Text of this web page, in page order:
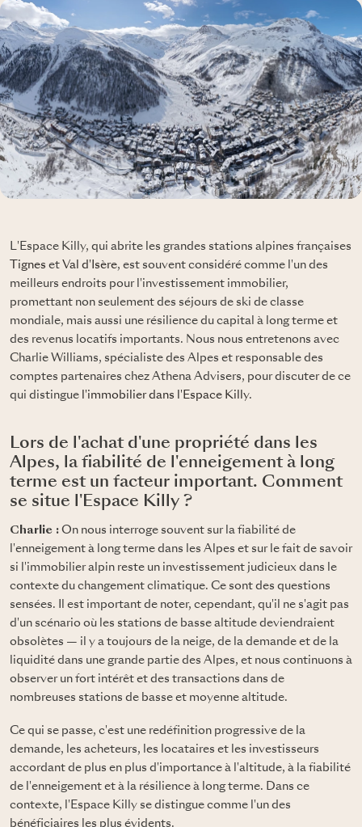
L'Espace Killy, qui abrite les grandes stations alpines françaises
Tignes et Val d'Isère, est souvent considéré comme l'un des
meilleurs endroits pour l'investissement immobilier,
promettant non seulement des séjours de ski de classe
mondiale, mais aussi une résilience du capital à long terme et
des revenus locatifs importants. Nous nous entretenons avec
Charlie Williams, spécialiste des Alpes et responsable des
comptes partenaires chez Athena Advisers, pour discuter de ce
qui distingue l'immobilier dans l'Espace Killy.
Lors de l'achat d'une propriété dans les
Alpes, la fiabilité de l'enneigement à long
terme est un facteur important. Comment
se situe l'Espace Killy ?
Charlie : On nous interroge souvent sur la fiabilité de
l'enneigement à long terme dans les Alpes et sur le fait de savoir
si l'immobilier alpin reste un investissement judicieux dans le
contexte du changement climatique. Ce sont des questions
sensées. Il est important de noter, cependant, qu'il ne s'agit pas
d'un scénario où les stations de basse altitude deviendraient
obsolètes — il y a toujours de la neige, de la demande et de la
liquidité dans une grande partie des Alpes, et nous continuons à
observer un fort intérêt et des transactions dans de
nombreuses stations de basse et moyenne altitude.
Ce qui se passe, c'est une redéfinition progressive de la
demande, les acheteurs, les locataires et les investisseurs
accordant de plus en plus d'importance à l'altitude, à la fiabilité
de l'enneigement et à la résilience à long terme. Dans ce
contexte, l'Espace Killy se distingue comme l'un des
bénéficiaires les plus évidents.